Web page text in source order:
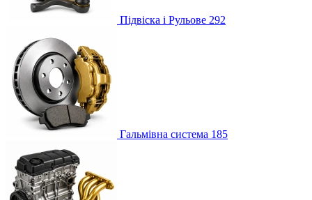
Підвіска і Рульове 292
Гальмівна система 185